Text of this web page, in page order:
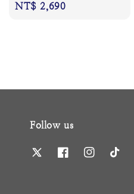
Regular
NT$ 2,690
Follow us